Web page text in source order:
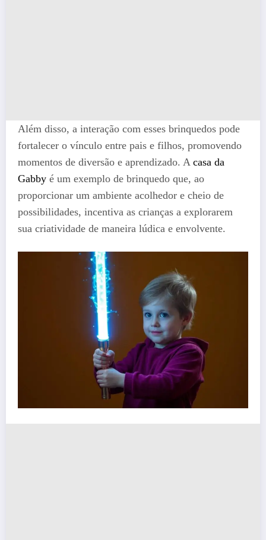
Além disso, a interação com esses brinquedos pode
fortalecer o vínculo entre pais e filhos, promovendo
momentos de diversão e aprendizado. A casa da
Gabby é um exemplo de brinquedo que, ao
proporcionar um ambiente acolhedor e cheio de
possibilidades, incentiva as crianças a explorarem
sua criatividade de maneira lúdica e envolvente.